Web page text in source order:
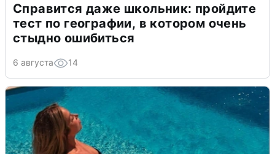
Справится даже школьник: пройдите
тест по географии, в котором очень
стыдно ошибиться
6 августа 14